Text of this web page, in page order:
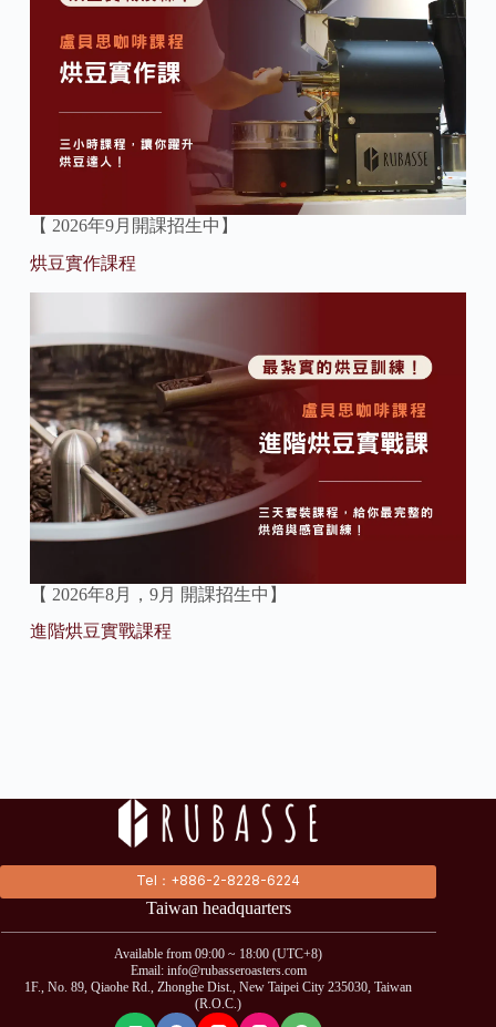
【 2026年9月開課招生中】
烘豆實作課程
【 2026年8月，9月 開課招生中】
進階烘豆實戰課程
Tel：+886-2-8228-6224
Taiwan headquarters
Available from 09:00 ~ 18:00 (UTC+8)
Email: info@rubasseroasters.com
1F., No. 89, Qiaohe Rd., Zhonghe Dist., New Taipei City 235030, Taiwan
(R.O.C.)